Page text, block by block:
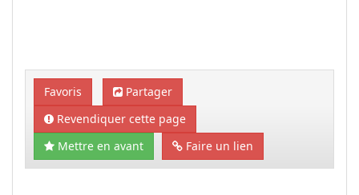
Favoris
Partager
Revendiquer cette page
Mettre en avant
Faire un lien